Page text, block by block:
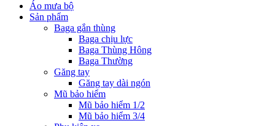
Áo mưa bộ
Sản phẩm
Baga gắn thùng
Baga chịu lực
Baga Thùng Hông
Baga Thường
Găng tay
Găng tay dài ngón
Mũ bảo hiểm
Mũ bảo hiểm 1/2
Mũ bảo hiểm 3/4